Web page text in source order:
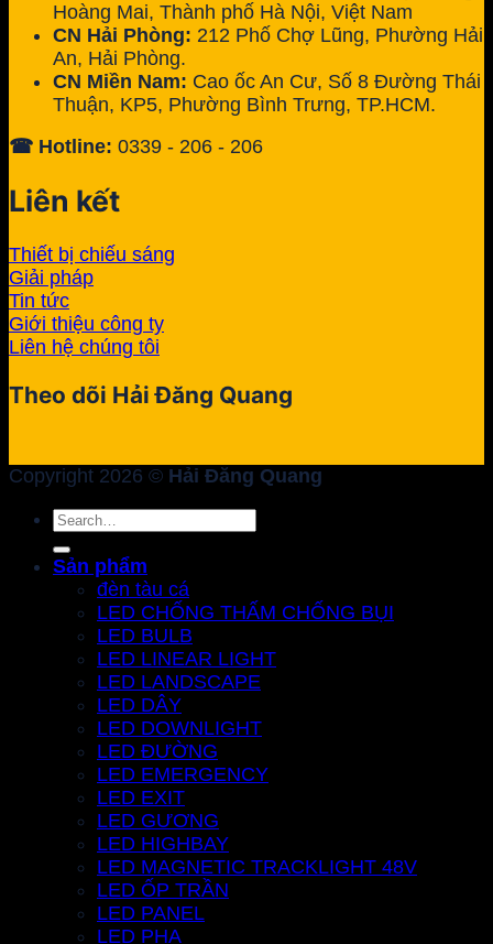
Hoàng Mai, Thành phố Hà Nội, Việt Nam
CN Hải Phòng: 212 Phố Chợ Lũng, Phường Hải
An, Hải Phòng.
CN Miền Nam: Cao ốc An Cư, Số 8 Đường Thái
Thuận, KP5, Phường Bình Trưng, TP.HCM.
☎ Hotline: 0339 - 206 - 206
Liên kết
Thiết bị chiếu sáng
Giải pháp
Tin tức
Giới thiệu công ty
Liên hệ chúng tôi
Theo dõi Hải Đăng Quang
Copyright 2026 © Hải Đăng Quang
Search
Sản phẩm
đèn tàu cá
LED CHỐNG THẤM CHỐNG BỤI
LED BULB
LED LINEAR LIGHT
LED LANDSCAPE
LED DÂY
LED DOWNLIGHT
LED ĐƯỜNG
LED EMERGENCY
LED EXIT
LED GƯƠNG
LED HIGHBAY
LED MAGNETIC TRACKLIGHT 48V
LED ỐP TRẦN
LED PANEL
LED PHA